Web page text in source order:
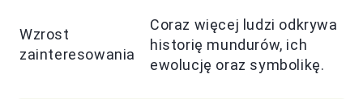
Wzrost
zainteresowania
Coraz więcej ludzi odkrywa
historię mundurów, ich
ewolucję oraz symbolikę.